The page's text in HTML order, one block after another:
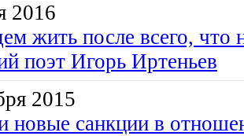
2016
жить после всего, что
поэт Игорь Иртеньев
2015
санкции в